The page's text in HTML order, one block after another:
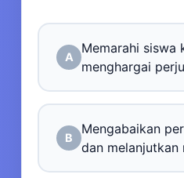
A
Memarahi siswa
menghargai
B
Mengabaikan
dan melanjutkan